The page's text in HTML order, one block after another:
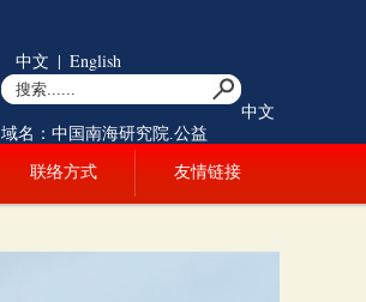
中文 | English
中文
域名：中国南海研究院.公益
联络方式 友情链接